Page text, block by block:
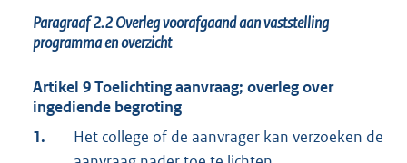
Paragraaf 2.2Overleg voorafgaand aan vaststelling
programma en overzicht
Artikel 9 Toelichting aanvraag; overleg over
ingediende begroting
1.
Het college of de aanvrager kan verzoeken de